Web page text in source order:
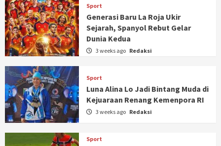
Sport
Generasi Baru La Roja Ukir
Sejarah, Spanyol Rebut Gelar
Dunia Kedua
3 weeks ago Redaksi
Sport
Luna Alina Lo Jadi Bintang Muda di
Kejuaraan Renang Kemenpora RI
3 weeks ago Redaksi
Sport